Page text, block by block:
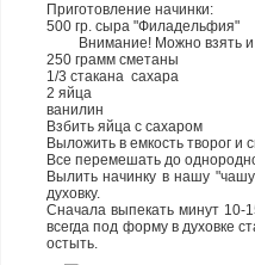
Приготовление начинки:
500 гр. сыра "Филадельфия"
Внимание! Можно взять и
250 грамм сметаны
1/3 стакана сахара
2 яйца
ванилин
Взбить яйца с сахаром
Выложить в емкость творог и
Все перемешать до
Вылить начинку в нашу
духовку.
Сначала выпекать минут 10-
всегда под форму в духовке
остыть.